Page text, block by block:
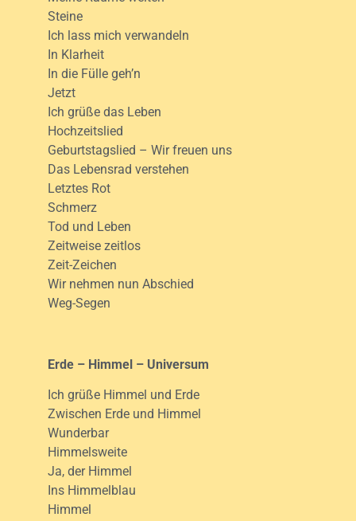
Steine
Ich lass mich verwandeln
In Klarheit
In die Fülle geh’n
Jetzt
Ich grüße das Leben
Hochzeitslied
Geburtstagslied – Wir freuen uns
Das Lebensrad verstehen
Letztes Rot
Schmerz
Tod und Leben
Zeitweise zeitlos
Zeit-Zeichen
Wir nehmen nun Abschied
Weg-Segen
Erde – Himmel – Universum
Ich grüße Himmel und Erde
Zwischen Erde und Himmel
Wunderbar
Himmelsweite
Ja, der Himmel
Ins Himmelblau
Himmel